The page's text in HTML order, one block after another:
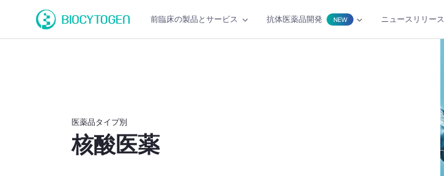
前臨床の製品とサービス 抗体医薬品開発 NEW ニュースリリース
医薬品タイプ別
核酸医薬